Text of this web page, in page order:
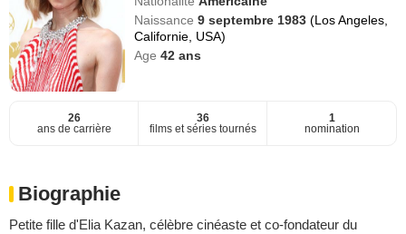
Naissance9 septembre 1983(Los Angeles,
Californie, USA)
Age42 ans
26
ans de carrière
36
films et séries tournés
1
nomination
Biographie
Petite fille d'Elia Kazan, célèbre cinéaste et co-fondateur du